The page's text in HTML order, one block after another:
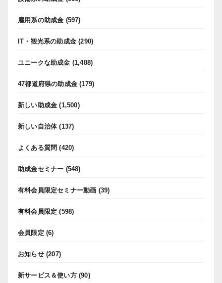
雇用系の助成金 (597)
IT・観光系の助成金 (290)
ユニークな助成金 (1,488)
47都道府県の助成金 (179)
新しい助成金 (1,500)
新しい自治体(137)
よくある質問 (420)
助成金セミナー (548)
有料会員限定セミナー動画 (39)
有料会員限定 (598)
会員限定 (6)
お知らせ(207)
新サービス＆使い方(90)